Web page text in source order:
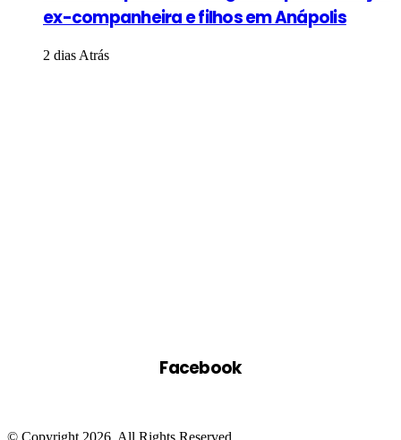
ex-companheira e filhos em Anápolis
2 dias Atrás
Facebook